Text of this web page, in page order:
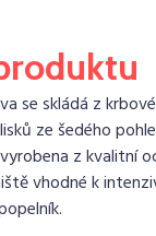
se skládá z
ze šedého
z kvalitní
vhodné k